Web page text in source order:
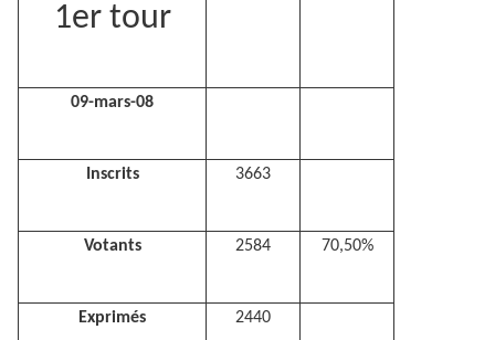
1er tour
09-mars-08
Inscrits 3663
Votants 2584 70,50%
Exprimés 2440